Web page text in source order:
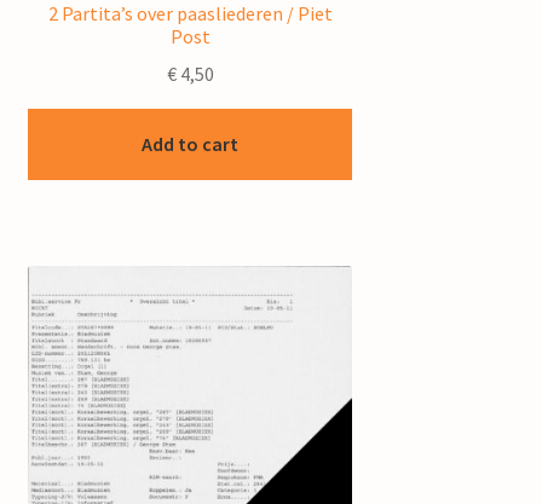
2 Partita’s over paasliederen / Piet
Post
€4,50
Add to cart